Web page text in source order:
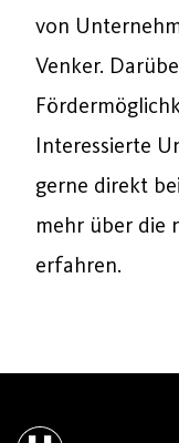
von
Venker.
Interessierte
gerne direkt
mehr über die
erfahren.